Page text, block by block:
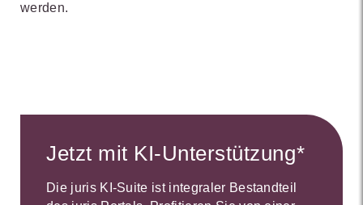
werden.
Jetzt mit KI-Unterstützung*
Die juris KI-Suite ist integraler Bestandteil